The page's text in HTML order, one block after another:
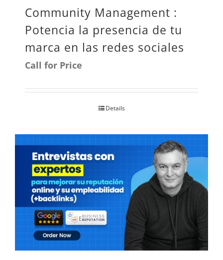
elegir
en
la
de
producto
Community Management :
Potencia la presencia de tu
marca en las redes sociales
Call for Price
Details